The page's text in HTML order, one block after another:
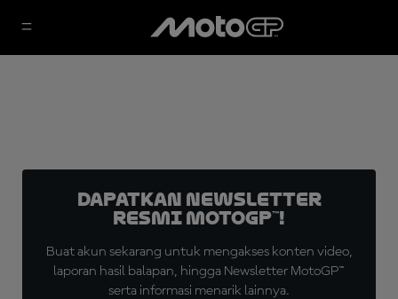
Dapatkan Newsletter
Resmi MotoGP™!
Buat akun sekarang untuk mengakses konten video,
laporan hasil balapan, hingga Newsletter MotoGP™
serta informasi menarik lainnya.